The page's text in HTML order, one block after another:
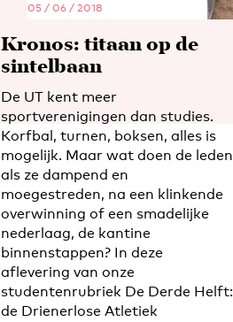
05 / 06 / 2018
Kronos: titaan op de
sintelbaan
De UT kent meer
sportverenigingen dan studies.
Korfbal, turnen, boksen, alles is
mogelijk. Maar wat doen de leden
als ze dampend en
moegestreden, na een klinkende
overwinning of een smadelijke
nederlaag, de kantine
binnenstappen? In deze
aflevering van onze
studentenrubriek De Derde Helft:
de Drienerlose Atletiek